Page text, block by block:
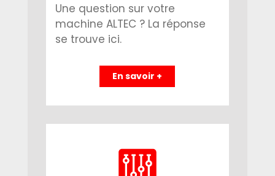
Une question sur votre
machine ALTEC ? La réponse
se trouve ici.
En savoir +